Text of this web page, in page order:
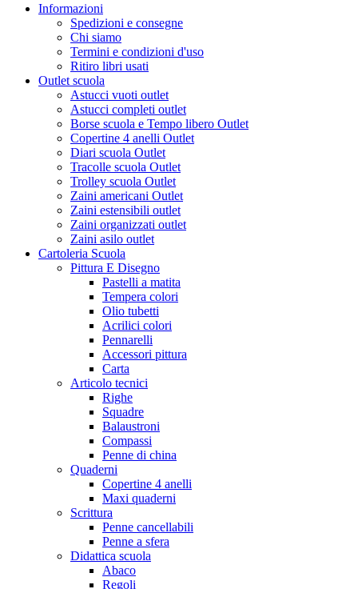
Informazioni
Spedizioni e consegne
Chi siamo
Termini e condizioni d'uso
Ritiro libri usati
Outlet scuola
Astucci vuoti outlet
Astucci completi outlet
Borse scuola e Tempo libero Outlet
Copertine 4 anelli Outlet
Diari scuola Outlet
Tracolle scuola Outlet
Trolley scuola Outlet
Zaini americani Outlet
Zaini estensibili outlet
Zaini organizzati outlet
Zaini asilo outlet
Cartoleria Scuola
Pittura E Disegno
Pastelli a matita
Tempera colori
Olio tubetti
Acrilici colori
Pennarelli
Accessori pittura
Carta
Articolo tecnici
Righe
Squadre
Balaustroni
Compassi
Penne di china
Quaderni
Copertine 4 anelli
Maxi quaderni
Scrittura
Penne cancellabili
Penne a sfera
Didattica scuola
Abaco
Regoli